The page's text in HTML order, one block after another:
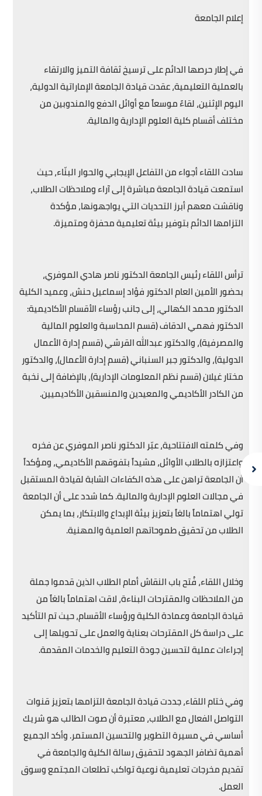
إعلام الجامعة
في إطار حرصها الدائم على ترسيخ ثقافة التميز والارتقاء
بالعملية التعليمية، عقدت قيادة الجامعة الإماراتية الدولية،
اليوم الإثنين، لقاءً موسعاً مع أوائل الدفع والمندوبين من
مختلف أقسام كلية العلوم الإدارية والمالية.
سادت اللقاء أجواء من التفاعل الإيجابي والحوار البنّاء، حيث
استمعت قيادة الجامعة مباشرة إلى آراء وملاحظات الطلاب،
وناقشت معهم أبرز التحديات التي يواجهونها، مؤكدة
التزامها الدائم بتوفير بيئة تعليمية محفزة ومتميزة.
ترأس اللقاء رئيس الجامعة الدكتور ناصر هادي الموفري،
بحضور الأمين العام الدكتور فؤاد إسماعيل حنش، وعميد الكلية
الدكتور محمد الكهالي، إلى جانب رؤساء الأقسام الأكاديمية:
الدكتور فهمي الدقاف (قسم المحاسبة والعلوم المالية
والمصرفية)، والدكتور عبدالله القرشي (قسم إدارة الأعمال
الدولية)، والدكتور جبر السنباني (قسم إدارة الأعمال)، والدكتور
مختار غيلان (قسم نظم المعلومات الإدارية)، بالإضافة إلى نخبة
من الكادر الأكاديمي والمعيدين والمنسقين الأكاديميين.
وفي كلمته الافتتاحية، عبّر الدكتور ناصر الموفري عن فخره
واعتزازه بالطلاب الأوائل، مشيداً بتفوقهم الأكاديمي، ومؤكداً
أن الجامعة تراهن على هذه الكفاءات الشابة لقيادة المستقبل
في مجالات العلوم الإدارية والمالية. كما شدد على أن الجامعة
تولي اهتماماً بالغاً بتعزيز بيئة الإبداع والابتكار، بما يمكن
الطلاب من تحقيق طموحاتهم العلمية والمهنية.
وخلال اللقاء، فُتح باب النقاش أمام الطلاب الذين قدموا جملة
من الملاحظات والمقترحات البناءة، لاقت اهتماماً بالغاً من
قيادة الجامعة وعمادة الكلية ورؤساء الأقسام، حيث تم التأكيد
على دراسة كل المقترحات بعناية والعمل على تحويلها إلى
إجراءات عملية لتحسين جودة التعليم والخدمات المقدمة.
وفي ختام اللقاء، جددت قيادة الجامعة التزامها بتعزيز قنوات
التواصل الفعال مع الطلاب، معتبرة أن صوت الطالب هو شريك
أساسي في مسيرة التطوير والتحسين المستمر. وأكد الجميع
أهمية تضافر الجهود لتحقيق رسالة الكلية والجامعة في
تقديم مخرجات تعليمية نوعية تواكب تطلعات المجتمع وسوق
العمل.